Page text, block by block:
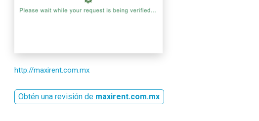
http://maxirent.com.mx
Obtén una revisión de maxirent.com.mx